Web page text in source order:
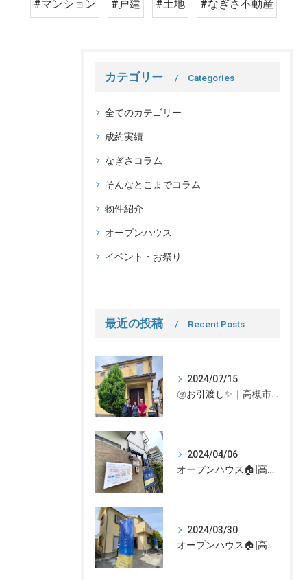
#マンション #戸建 #土地 #なぎさ不動産
カテゴリー Categories
全てのカテゴリー
成約実績
なぎさコラム
そんなとこまでコラム
物件紹介
オープンハウス
イベント・お祭り
最近の投稿 Recent Posts
2024/07/15
㊗お引渡し✨｜高槻市での不動産売却、不動産売買の事、何でもなぎさ不動産までご相談ください！
2024/04/06
オープンハウス🏠|高槻市の不動産売却、不動産空き家のご相談はなぎさ不動産まで！
2024/03/30
オープンハウス🏠|高槻市の不動産売却、不動産空き家のご相談はなぎさ不動産まで！